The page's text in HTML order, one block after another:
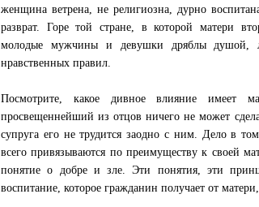
женщина ветрена, не религиозна, дурно
разврат. Горе той стране, в которой матери
молодые мужчины и девушки дряблы душой,
нравственных правил.
Посмотрите, какое дивное влияние имеет
просвещеннейший из отцов ничего не может
супруга его не трудится заодно с ним. Дело в
всего привязываются по преимуществу к своей
понятие о добре и зле. Эти понятия, эти
воспитание, которое гражданин получает от